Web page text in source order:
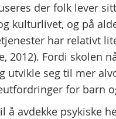
der folk lever
kulturlivet, og på
har relativt
2012). Fordi skolen
utvikle seg til mer
for barn
å avdekke psykiske